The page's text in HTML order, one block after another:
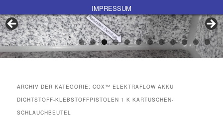
IMPRESSUM
ARCHIV DER KATEGORIE:COX™ ELEKTRAFLOW AKKU
DICHTSTOFF-KLEBSTOFFPISTOLEN 1 K KARTUSCHEN-
SCHLAUCHBEUTEL